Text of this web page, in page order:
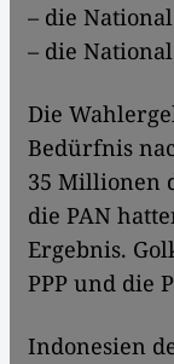
– die
– die
Die
Bedürfnis
35 Millionen
die PAN
Ergebnis.
PPP und die
Indonesien